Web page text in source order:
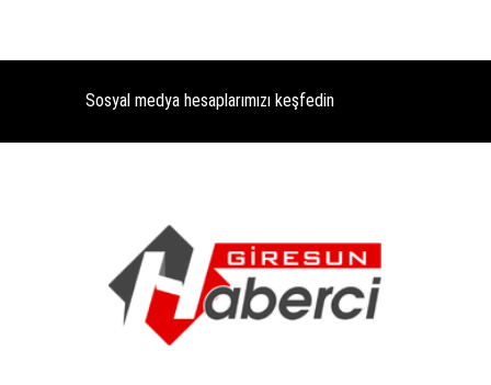
Sosyal medya hesaplarımızı keşfedin